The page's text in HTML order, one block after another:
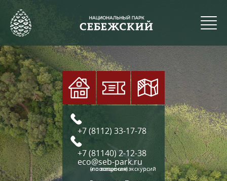
+7 (8112) 33-17-78
+7 (81140) 2-12-38
eco@seb-park.ru
(по вопросам экскурсий и посещения)